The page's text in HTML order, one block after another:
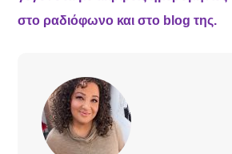
στο ραδιόφωνο και στο blogτης.